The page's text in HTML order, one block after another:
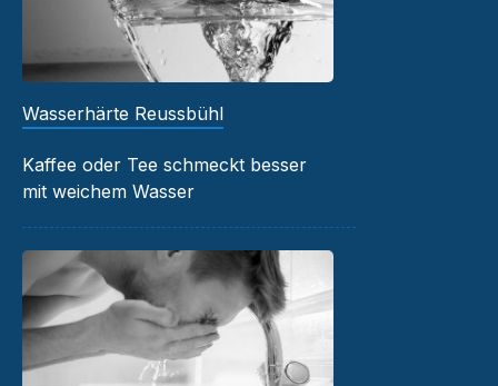
Wasserhärte Reussbühl
Kaffee oder Tee schmeckt besser
mit weichem Wasser